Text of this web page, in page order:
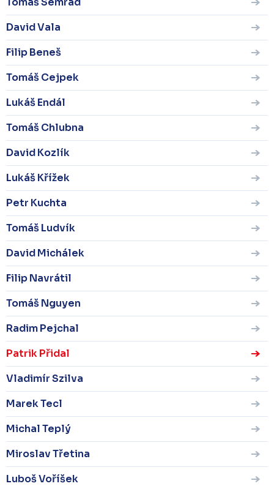
David Vala
Filip Beneš
Tomáš Cejpek
Lukáš Endál
Tomáš Chlubna
David Kozlík
Lukáš Křížek
Petr Kuchta
Tomáš Ludvík
David Michálek
Filip Navrátil
Tomáš Nguyen
Radim Pejchal
Patrik Přidal
Vladimír Szilva
Marek Tecl
Michal Teplý
Miroslav Třetina
Luboš Voříšek